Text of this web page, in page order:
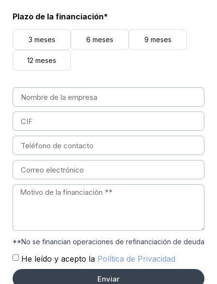
Plazo de la financiación*
3 meses 6 meses 9 meses
12 meses
**No se financian operaciones de refinanciación de deuda
He leído y acepto la Política de Privacidad
Enviar